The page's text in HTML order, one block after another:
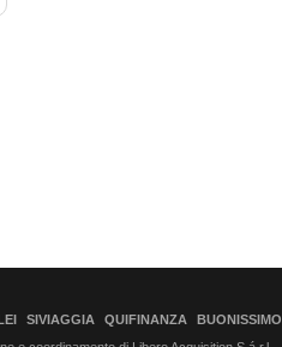
SIVIAGGIA QUIFINANZA BUONISSIMO